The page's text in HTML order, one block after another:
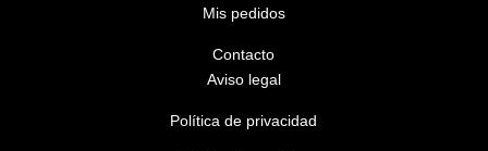
Mis pedidos
Contacto
Aviso legal
Política de privacidad